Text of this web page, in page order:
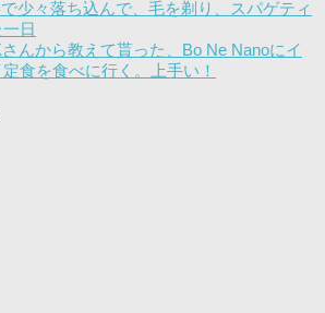
少々落ち込んで、毛を剃り、スパゲティ
日
んから教えて貰った、Bo Ne Nanoにイ
食を食べに行く。上手い！